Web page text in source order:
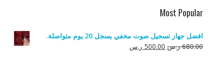
Most Popular
افضل جهاز تسجيل صوت مخفي يسجل 20 يوم متواصلة.
680.00 ر.س السعر
500.00 ر.سالسعر